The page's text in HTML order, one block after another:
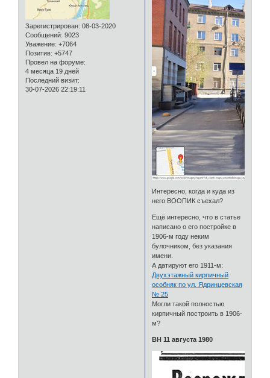
Зарегистрирован: 08-03-2020
Сообщений: 9023
Уважение: +7064
Позитив: +5747
Провел на форуме:
4 месяца 19 дней
Последний визит:
30-07-2026 22:19:11
Интересно, когда и куда из
него ВООПИК съехал?
Ещё интересно, что в статье
написано о его постройке в
1906-м году неким
булочником, без указания
имени.
А датируют его 1911-м:
Двухэтажный кирпичный
особняк по ул. Ядринцевская
№ 25
Могли такой полностью
кирпичный построить в 1906-
м?
ВН 11 августа 1980